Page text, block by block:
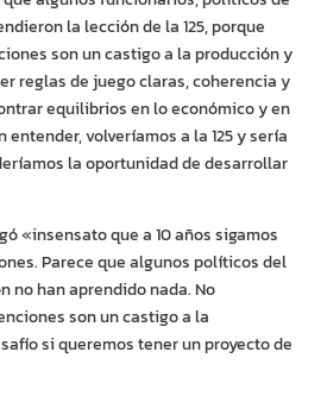
la lección de la 125, porque
son un castigo a la producción y
reglas de juego claras, coherencia y
equilibrios en lo económico y en
volveríamos a la 125 y sería
la oportunidad de desarrollar
«insensato que a 10 años sigamos
Parece que algunos políticos del
no han aprendido nada. No
son un castigo a la
si queremos tener un proyecto de